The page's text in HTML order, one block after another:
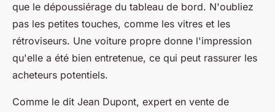
que le dépoussiérage du tableau de bord. N'oubliez
pas les petites touches, comme les vitres et les
rétroviseurs. Une voiture propre donne l'impression
qu'elle a été bien entretenue, ce qui peut rassurer les
acheteurs potentiels.
Comme le dit Jean Dupont, expert en vente de